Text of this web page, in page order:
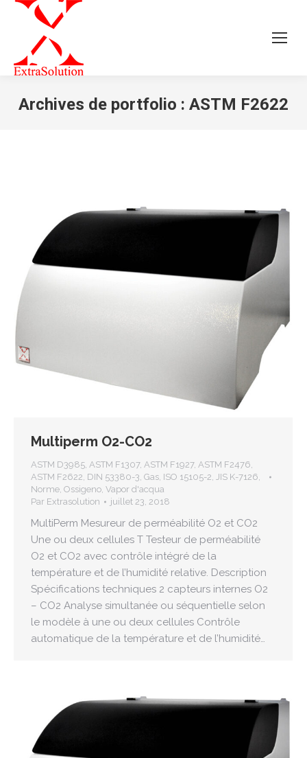
Archives de portfolio : ASTM F2622
Multiperm O2-CO2
ASTM D3985, ASTM F1307, ASTM F1927, ASTM F2476,
ASTM F2622, DIN 53380-3, Gas, ISO 15105-2, JIS K-7126,
Norme, Ossigeno, Vapor d'acqua
Par Extrasolution juillet 23, 2018
MultiPerm Mesureur de perméabilité O2 et CO2
Une ou deux cellules T Testeur de perméabilité
O2 et CO2 avec contrôle intégré de la
température et de l’humidité relative. Description
Spécifications techniques 2 capteurs internes O2
– CO2 Analyse simultanée ou séquentielle selon
le modèle à une ou deux cellules Contrôle
automatique de la température et de l’humidité…